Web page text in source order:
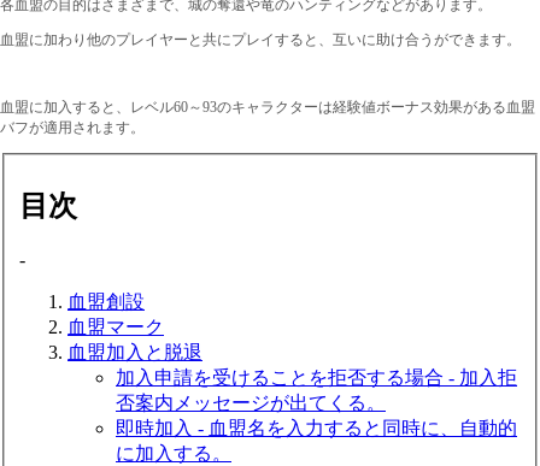
各血盟の目的はさまざまで、城の奪還や竜のハンティングなどがあります。
血盟に加わり他のプレイヤーと共にプレイすると、互いに助け合うができます。
血盟に加入すると、レベル60～93のキャラクターは経験値ボーナス効果がある血盟
バフが適用されます。
目次
-
血盟創設
血盟マーク
血盟加入と脱退
加入申請を受けることを拒否する場合 - 加入拒
否案内メッセージが出てくる。
即時加入 - 血盟名を入力すると同時に、自動的
に加入する。